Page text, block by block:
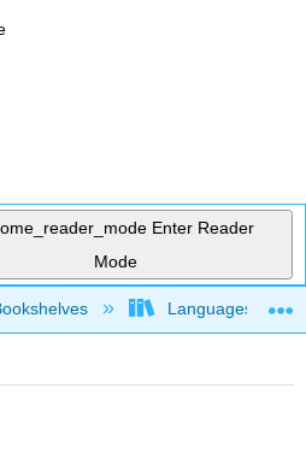
Enter Reader
Mode
global hierarchyLanguages